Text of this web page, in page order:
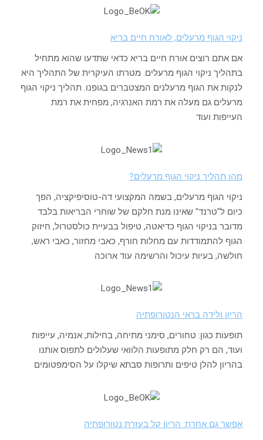
ניקוי הגוף מרעלים, לאורח חיים בריא
אם אתם רוצים אורח חיים בריא כדאי שתדעו שהוא מתחיל
בתהליך ניקוי הגוף מרעלים. מטרתו העיקרית של התהליך היא
לנקות את הגוף מרעלנים המצטברים בגופנו. תהליך ניקוי הגוף
מרעלים גם מעלה את רמת האנרגיה, מפחית את רמת
העייפות ועוד
מהו תהליך ניקוי הגוף מרעלים?
ניקוי הגוף מרעלים, בשמה המקצועי דה-טוסיפיקציה, הפך
כיום ל"טרנד" שאינו מנת חלקם של שוחרי הבריאות בלבד
מדובר בניקוי הגוף כדיאטה, טיפול בבעיית כולסטרול, חיזוק
הגוף להתמודדות עם מחלות חורף, כאבי מחזור, כאבי ראש,
חולשה, בעיות עיכול והרשימה עוד ארוכה
הריון ולידה בראי הנטורופתיה
תופעות כגון: טחורים, סימני מתיחה, בחילות, אנמיה, עייפות
ועוד, הם רק חלק מתופעות הלוואי שעלולים לתפוס אותנו
בהריון להלן טיפים ותרופות סבתא שיקלו על הסימפטומים
אפשר גם אחרת: הריון קל בעזרת נטורופתיה